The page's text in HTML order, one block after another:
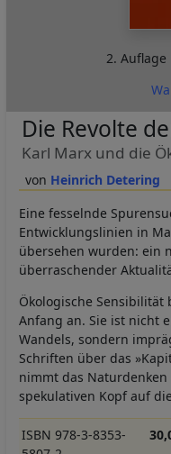
2. Auflage
Heinrich Detering
Die Revolte
Karl Marx und die
Eine fesselnde
Entwicklungslinien in
übersehen wurden: ein
überraschender
Ökologische Sensibilität
Anfang an. Sie ist nicht
Wandels, sondern
Schriften über das
nimmt das
spekulativen Kopf auf
ISBN 978-3-8353-